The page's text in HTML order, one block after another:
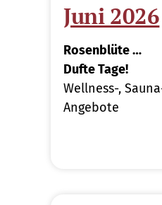
Juni 2026
Rosenblüte …
Dufte Tage!
Wellness-,
Angebote